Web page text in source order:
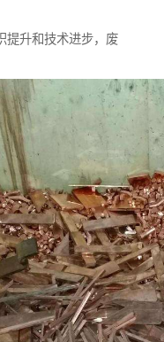
提升和技术进步，废